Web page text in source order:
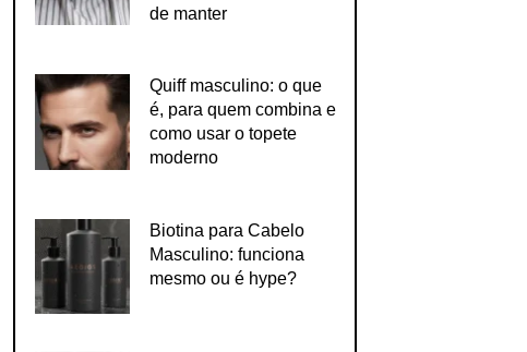
de manter
Quiff masculino: o que
é, para quem combina e
como usar o topete
moderno
Biotina para Cabelo
Masculino: funciona
mesmo ou é hype?